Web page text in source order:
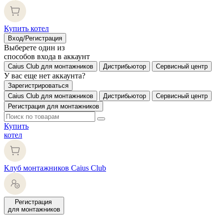
Купить котел
Вход/Регистрация
Выберете один из
способов входа в аккаунт
Caius Club для монтажников Дистрибьютор Сервисный центр
У вас еще нет аккаунта?
Зарегистрироваться
Caius Club для монтажников
Дистрибьютор
Сервисный центр
Регистрация для монтажников
Купить
котел
Клуб монтажников Caius Club
Регистрация
для монтажников